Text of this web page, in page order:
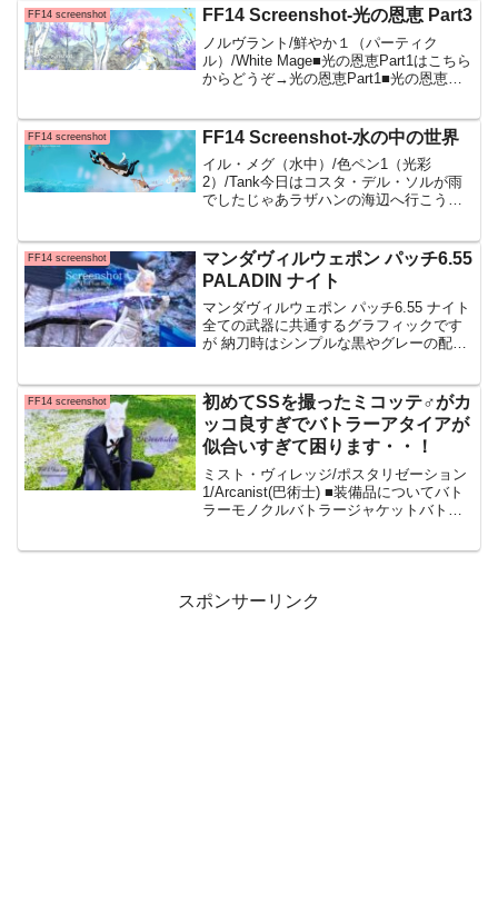
り木」です エモート「居眠りをする」 ま
FF14 screenshot FF14 Screenshot-光の恩恵 Part3
ノルヴラント/鮮やか１（パーティク
ル）/White Mage■光の恩恵Part1はこちら
からどうぞ→光の恩恵Part1■光の恩恵
ルヴラントのレイクランド周辺で...
FF14 screenshot FF14 Screenshot-水の中の世界
イル・メグ（水中）/色ペン1（光彩
2）/Tank今日はコスタ・デル・ソルが雨
でしたじゃあラザハンの海辺へ行こうと
期の頃から読んでくださっている方はご
存じかと思いますが・...
FF14 screenshot
マンダヴィルウェポン パッチ6.55
PALADIN ナイト
マンダヴィルウェポン パッチ6.55 ナイト
全ての武器に共通するグラフィックです
が 納刀時はシンプルな黒やグレーの配色
します それじゃあここからはいつものよ
うに、カラーフィルターを変えたSSを幻
龍残骸 黙約の塔/標準/Paladin
FF14 screenshot
初めてSSを撮ったミコッテ♂がカ
ッコ良すぎでバトラーアタイアが
似合いすぎて困ります・・！
ミスト・ヴィレッジ/ポスタリゼーション
1/Arcanist(巴術士) ■装備品についてバト
ラーモノクルバトラージャケットバトラ
スポンサーリンク